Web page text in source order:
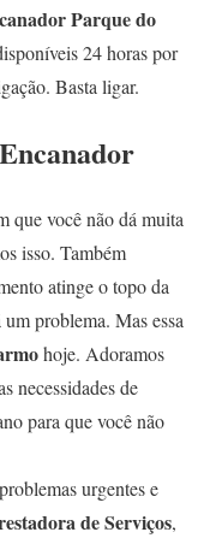
Parque do
24 horas por
Basta ligar.
que você não dá muita
isso. Também
atinge o topo da
problema. Mas essa
hoje. Adoramos
necessidades de
para que você não
urgentes e
de Serviços,